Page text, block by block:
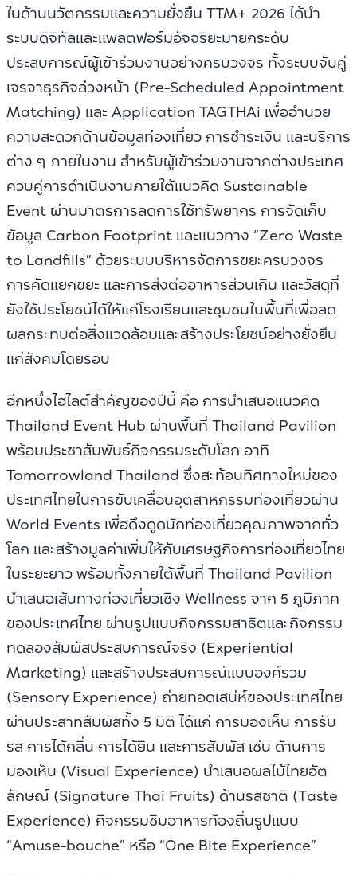
ในด้านนวัตกรรมและความยั่งยืน TTM+ 2026 ได้นำ
ระบบดิจิทัลและแพลตฟอร์มอัจฉริยะมายกระดับ
ประสบการณ์ผู้เข้าร่วมงานอย่างครบวงจร ทั้งระบบจับคู่
เจรจาธุรกิจล่วงหน้า (Pre-Scheduled Appointment
Matching) และ Application TAGTHAi เพื่ออำนวย
ความสะดวกด้านข้อมูลท่องเที่ยว การชำระเงิน และบริการ
ต่าง ๆ ภายในงาน สำหรับผู้เข้าร่วมงานจากต่างประเทศ
ควบคู่การดำเนินงานภายใต้แนวคิด Sustainable
Event ผ่านมาตรการลดการใช้ทรัพยากร การจัดเก็บ
ข้อมูล Carbon Footprint และแนวทาง “Zero Waste
to Landfills” ด้วยระบบบริหารจัดการขยะครบวงจร
การคัดแยกขยะ และการส่งต่ออาหารส่วนเกิน และวัสดุที่
ยังใช้ประโยชน์ได้ให้แก่โรงเรียนและชุมชนในพื้นที่เพื่อลด
ผลกระทบต่อสิ่งแวดล้อมและสร้างประโยชน์อย่างยั่งยืน
แก่สังคมโดยรอบ
อีกหนึ่งไฮไลต์สำคัญของปีนี้ คือ การนำเสนอแนวคิด
Thailand Event Hub ผ่านพื้นที่ Thailand Pavilion
พร้อมประชาสัมพันธ์กิจกรรมระดับโลก อาทิ
Tomorrowland Thailand ซึ่งสะท้อนทิศทางใหม่ของ
ประเทศไทยในการขับเคลื่อนอุตสาหกรรมท่องเที่ยวผ่าน
World Events เพื่อดึงดูดนักท่องเที่ยวคุณภาพจากทั่ว
โลก และสร้างมูลค่าเพิ่มให้กับเศรษฐกิจการท่องเที่ยวไทย
ในระยะยาว พร้อมทั้งภายใต้พื้นที่ Thailand Pavilion
นำเสนอเส้นทางท่องเที่ยวเชิง Wellness จาก 5 ภูมิภาค
ของประเทศไทย ผ่านรูปแบบกิจกรรมสาธิตและกิจกรรม
ทดลองสัมผัสประสบการณ์จริง (Experiential
Marketing) และสร้างประสบการณ์แบบองค์รวม
(Sensory Experience) ถ่ายทอดเสน่ห์ของประเทศไทย
ผ่านประสาทสัมผัสทั้ง 5 มิติ ได้แก่ การมองเห็น การรับ
รส การได้กลิ่น การได้ยิน และการสัมผัส เช่น ด้านการ
มองเห็น (Visual Experience) นำเสนอผลไม้ไทยอัต
ลักษณ์ (Signature Thai Fruits) ด้านรสชาติ (Taste
Experience) กิจกรรมชิมอาหารท้องถิ่นรูปแบบ
“Amuse-bouche” หรือ “One Bite Experience”